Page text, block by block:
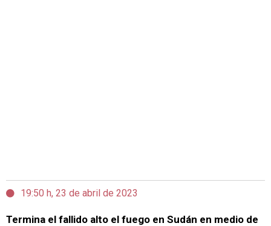
19:50 h, 23 de abril de 2023
Termina el fallido alto el fuego en Sudán en medio de